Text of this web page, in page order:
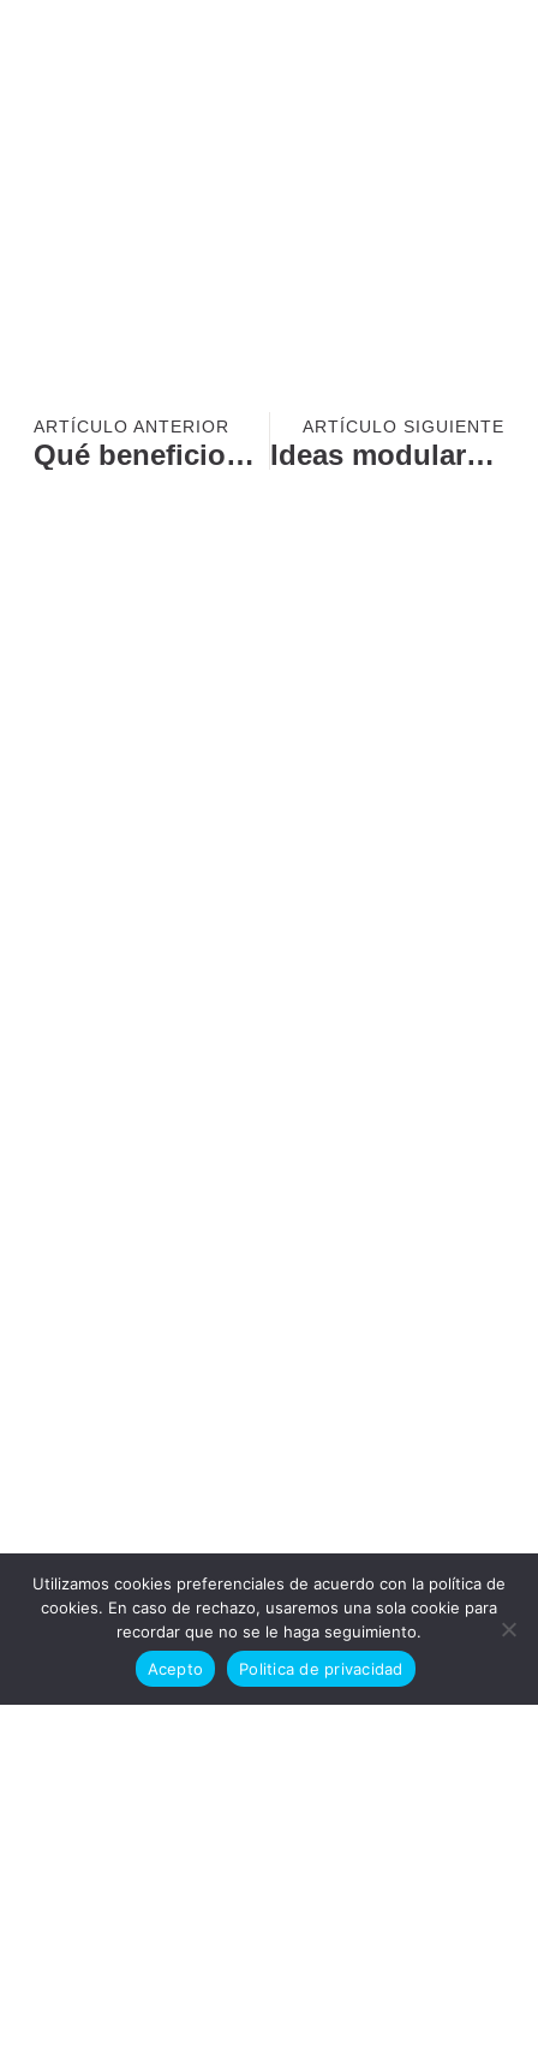
ARTÍCULO ANTERIOR
Qué beneficios obtiene una clínica al especializarse en implantología avanzada.
ARTÍCULO SIGUIENTE
Ideas modulares para una cocina que se adapta a ti
Doctor en alaska © Todos los derechos reservados 2026
Politica de cookiesPolitica de privacidad
Utilizamos cookies preferenciales de acuerdo con la política de
cookies. En caso de rechazo, usaremos una sola cookie para
recordar que no se le haga seguimiento.
Acepto
Politica de privacidad